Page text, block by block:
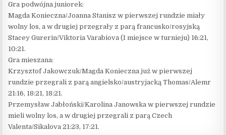
Gra podwójna juniorek:
Magda Konieczna/Joanna Stanisz w pierwszej rundzie miały
wolny los, a w drugiej przegrały z parą francusko/rosyjską
Stacey Gurerin/Viktoria Varabiova (I miejsce w turnieju) 16:21,
10:21.
Gra mieszana:
Krzysztof Jakowczuk/Magda Konieczna już w pierwszej
rundzie przegrali z parą angielsko/austryjacką Thomas/Alemr
21:16, 18:21, 18:21.
Przemysław Jabłoński/Karolina Janowska w pierwszej rundzie
mieli wolny los, a w drugiej przegrali z parą Czech
Valenta/Sikalova 21:23, 17:21.